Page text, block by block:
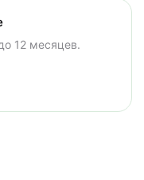
12 месяцев.